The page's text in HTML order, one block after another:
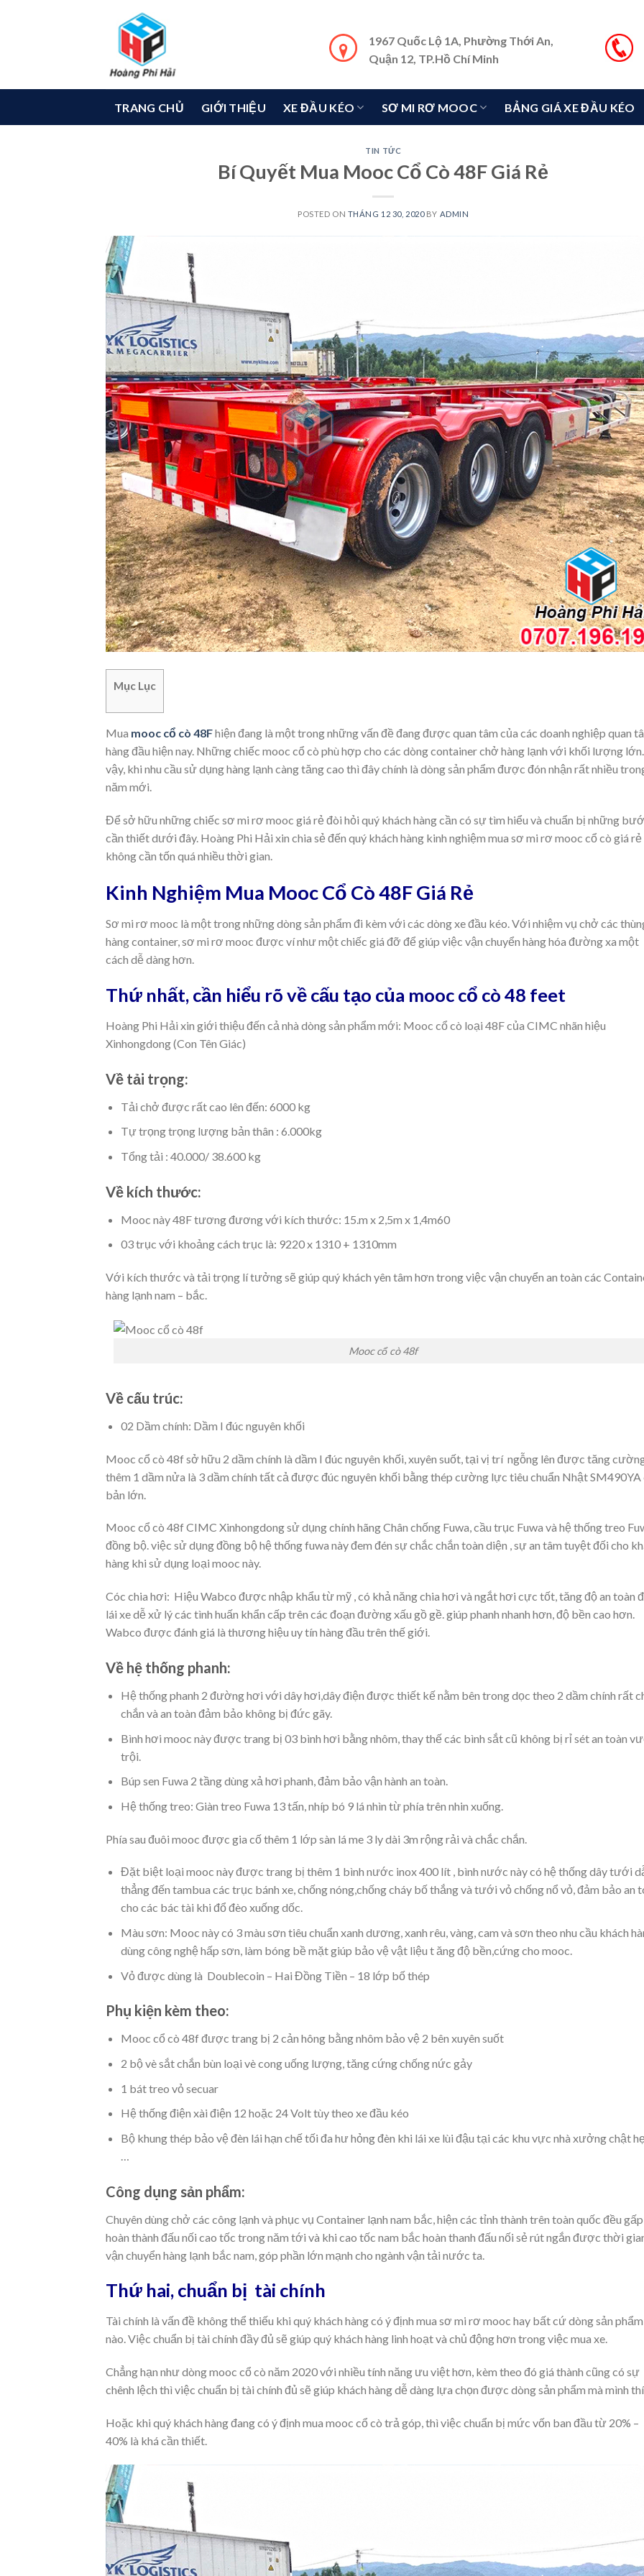
1967 Quốc Lộ 1A, Phường Thới An,
Quận 12, TP.Hồ Chí Minh
TRANG CHỦ GIỚI THIỆU XE ĐẦU KÉO SƠ MI RƠ MOOC BẢNG GIÁ XE ĐẦU KÉO
TIN TỨC
Bí Quyết Mua Mooc Cổ Cò 48F Giá Rẻ
POSTED ON THÁNG 12 30, 2020BY ADMIN
Mục Lục
Mua mooc cổ cò 48Fhiện đang là một trong những vấn đề đang được quan tâm của các doanh nghiệp quan
hàng đầu hiện nay. Những chiếc mooc cổ cò phù hợp cho các dòng container chở hàng lạnh với khối lượng
vậy, khi nhu cầu sử dụng hàng lạnh càng tăng cao thì đây chính là dòng sản phẩm được đón nhận rất nhiều
năm mới.
Để sở hữu những chiếc sơ mi rơ mooc giá rẻ đòi hỏi quý khách hàng cần có sự tìm hiểu và chuẩn bị những
cần thiết dưới đây. Hoàng Phi Hải xin chia sẻ đến quý khách hàng kinh nghiệm mua sơ mi rơ mooc cổ cò giá rẻ
không cần tốn quá nhiều thời gian.
Kinh Nghiệm Mua Mooc Cổ Cò 48F Giá Rẻ
Sơ mi rơ mooc là một trong những dòng sản phẩm đi kèm với các dòng xe đầu kéo. Với nhiệm vụ chở các
hàng container, sơ mi rơ mooc được ví như một chiếc giá đỡ để giúp việc vận chuyển hàng hóa đường xa một
cách dễ dàng hơn.
Thứ nhất, cần hiểu rõ về cấu tạo của mooc cổ cò 48 feet
Hoàng Phi Hải xin giới thiệu đến cả nhà dòng sản phẩm mới: Mooc cổ cò loại 48F của CIMC nhãn hiệu
Xinhongdong (Con Tên Giác)
Về tải trọng:
Tải chở được rất cao lên đến: 6000 kg
Tự trọng trọng lượng bản thân : 6.000kg
Tổng tải : 40.000/ 38.600 kg
Về kích thước:
Mooc này 48F tương đương với kích thước: 15.m x 2,5m x 1,4m60
03 trục với khoảng cách trục là: 9220 x 1310 + 1310mm
Với kích thước và tải trọng lí tưởng sẽ giúp quý khách yên tâm hơn trong việc vận chuyển an toàn các
hàng lạnh nam – bắc.
Mooc cổ cò 48f
Về cấu trúc:
02 Dầm chính: Dầm I đúc nguyên khối
Mooc cổ cò 48f sở hữu 2 dầm chính là dầm I đúc nguyên khối, xuyên suốt, tại vị trí ngỗng lên được tăng
thêm 1 dầm nửa là 3 dầm chính tất cả được đúc nguyên khối bằng thép cường lực tiêu chuẩn Nhật SM490YA
bản lớn.
Mooc cổ cò 48f CIMC Xinhongdong sử dụng chính hãng Chân chống Fuwa, cầu trục Fuwa và hệ thống treo
đồng bộ. việc sử dụng đồng bộ hệ thống fuwa này đem đén sự chắc chắn toàn diện , sự an tâm tuyệt đối cho
hàng khi sử dụng loại mooc này.
Cóc chia hơi: Hiệu Wabco được nhập khẩu từ mỹ , có khả năng chia hơi và ngắt hơi cực tốt, tăng độ an toàn
lái xe dễ xử lý các tình huấn khẩn cấp trên các đoạn đường xấu gồ gề. giúp phanh nhanh hơn, độ bền cao hơn.
Wabco được đánh giá là thương hiệu uy tín hàng đầu trên thế giới.
Về hệ thống phanh:
Hệ thống phanh 2 đường hơi với dây hơi,dây điện được thiết kế nằm bên trong dọc theo 2 dầm chính rất
chắn và an toàn đảm bảo không bị đức gãy.
Bình hơi mooc này được trang bị 03 bình hơi bằng nhôm, thay thế các bình sắt cũ không bị rỉ sét an toàn
trội.
Búp sen Fuwa 2 tầng dùng xả hơi phanh, đảm bảo vận hành an toàn.
Hệ thống treo: Giàn treo Fuwa 13 tấn, nhíp bó 9 lá nhìn từ phía trên nhin xuống.
Phía sau đuôi mooc được gia cố thêm 1 lớp sàn lá me 3 ly dài 3m rộng rải và chắc chắn.
Đặt biệt loại mooc này được trang bị thêm 1 bình nước inox 400 lít , bình nước này có hệ thống dây tưới
thẳng đến tambua các trục bánh xe, chống nóng,chống cháy bố thắng và tưới vỏ chống nổ vỏ, đảm bảo an
cho các bác tài khi đổ đèo xuống dốc.
Màu sơn: Mooc này có 3 màu sơn tiêu chuẩn xanh dương, xanh rêu, vàng, cam và sơn theo nhu cầu khách
dùng công nghệ hấp sơn, làm bóng bề mặt giúp bảo vệ vật liệu t ăng độ bền,cứng cho mooc.
Vỏ được dùng là Doublecoin – Hai Đồng Tiền – 18 lớp bố thép
Phụ kiện kèm theo:
Mooc cổ cò 48f được trang bị 2 cản hông bằng nhôm bảo vệ 2 bên xuyên suốt
2 bộ vè sắt chắn bùn loại vè cong uống lượng, tăng cứng chống nức gảy
1 bát treo vỏ secuar
Hệ thống điện xài điện 12 hoặc 24 Volt tùy theo xe đầu kéo
Bộ khung thép bảo vệ đèn lái hạn chế tối đa hư hỏng đèn khi lái xe lùi đậu tại các khu vực nhà xưởng chật
Công dụng sản phẩm:
Chuyên dùng chở các công lạnh và phục vụ Container lạnh nam bắc, hiện các tỉnh thành trên toàn quốc đều
hoàn thành đấu nối cao tốc trong năm tới và khi cao tốc nam bắc hoàn thanh đấu nối sẻ rút ngắn được thời
vận chuyển hàng lạnh bắc nam, góp phần lớn mạnh cho ngành vận tải nước ta.
Thứ hai, chuẩn bị tài chính
Tài chính là vấn đề không thể thiếu khi quý khách hàng có ý định mua sơ mi rơ mooc hay bất cứ dòng sản phẩm
nào. Việc chuẩn bị tài chính đầy đủ sẽ giúp quý khách hàng linh hoạt và chủ động hơn trong việc mua xe.
Chẳng hạn như dòng mooc cổ cò năm 2020 với nhiều tính năng ưu việt hơn, kèm theo đó giá thành cũng có sự
chênh lệch thì việc chuẩn bị tài chính đủ sẽ giúp khách hàng dễ dàng lựa chọn được dòng sản phẩm mà mình
Hoặc khi quý khách hàng đang có ý định mua mooc cổ cò trả góp, thì việc chuẩn bị mức vốn ban đầu từ 20% –
40% là khá cần thiết.